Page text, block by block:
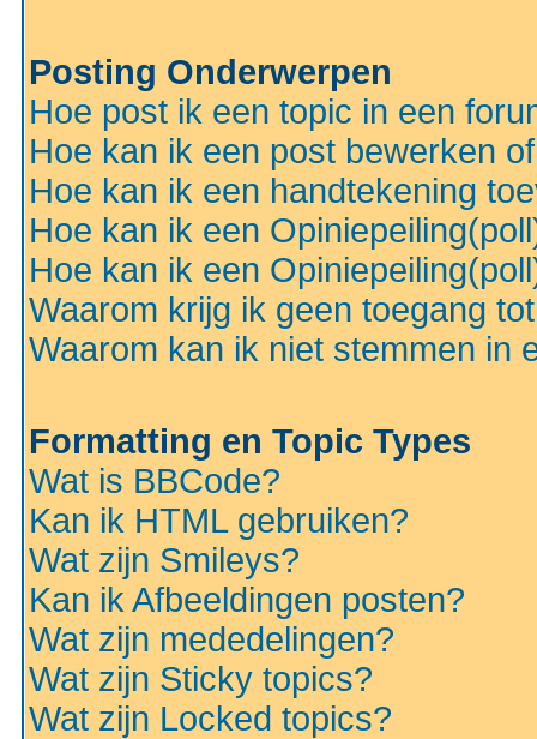
Posting Onderwerpen
Hoe post ik een topic in een
Hoe kan ik een post bewerken
Hoe kan ik een handtekening
Hoe kan ik een
Hoe kan ik een
Waarom krijg ik geen toegang
Waarom kan ik niet stemmen in
Formatting en Topic Types
Wat is BBCode?
Kan ik HTML gebruiken?
Wat zijn Smileys?
Kan ik Afbeeldingen posten?
Wat zijn mededelingen?
Wat zijn Sticky topics?
Wat zijn Locked topics?